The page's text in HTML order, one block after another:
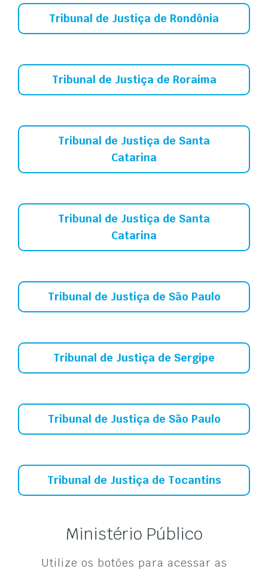
Tribunal de Justiça de Rondônia
Tribunal de Justiça de Roraima
Tribunal de Justiça de Santa
Catarina
Tribunal de Justiça de Santa
Catarina
Tribunal de Justiça de São Paulo
Tribunal de Justiça de Sergipe
Tribunal de Justiça de São Paulo
Tribunal de Justiça de Tocantins
Ministério Público
Utilize os botões para acessar as